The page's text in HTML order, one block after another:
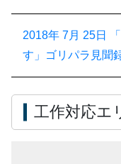
2018年 7月 25日
す」ゴリパラ見聞
工作対応エ